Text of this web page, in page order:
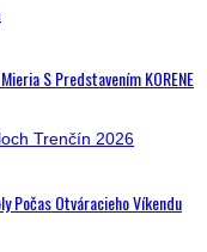
S Predstavením KORENE
Počas Otváracieho Víkendu